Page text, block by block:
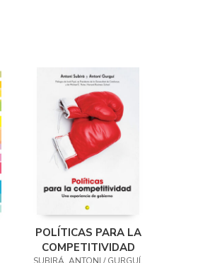
POLÍTICAS PARA LA
COMPETITIVIDAD